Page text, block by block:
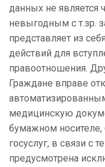
данных не является
невыгодным с т.зр.
представляет из
действий для
правоотношения.
Граждане вправе
медицинскую
бумажном носителе,
госуслуг, в связи с
предусмотрена